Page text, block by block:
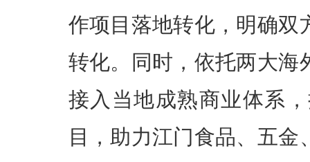
作项目落地转化，明确双
转化。同时，依托两大海
接入当地成熟商业体系
目，助力江门食品、五